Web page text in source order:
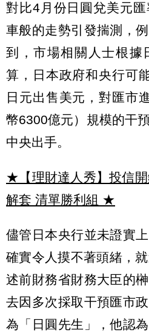
對比4月份日圓兌美元
車般的走勢引發揣測，
到，市場相關人士根據
算，日本政府和央行可
日元出售美元，對匯市
幣6300億元）規模的干
中央出手。
★【理財達人秀】投信開
解套 清單勝利組 ★
儘管日本央行並未證實
確實令人摸不著頭緒，
述前財務省財務大臣的
去因多次採取干預匯市
為「日圓先生」，他認